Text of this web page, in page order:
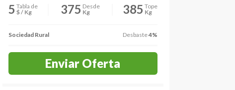
5 Tabla de
$ / Kg
375 Desde
Kg
385 Tope
Kg
Sociedad Rural Desbaste4%
Enviar Oferta